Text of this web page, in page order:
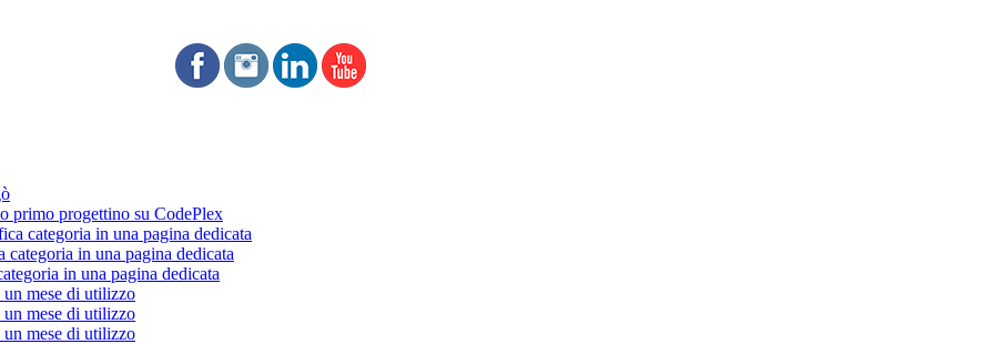
progettino su CodePlex
categoria in una pagina dedicata
in una pagina dedicata
in una pagina dedicata
mese di utilizzo
mese di utilizzo
mese di utilizzo